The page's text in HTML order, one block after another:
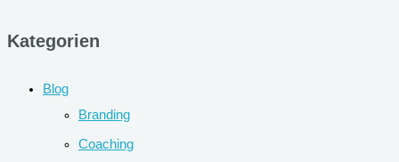
Kategorien
Blog
Branding
Coaching